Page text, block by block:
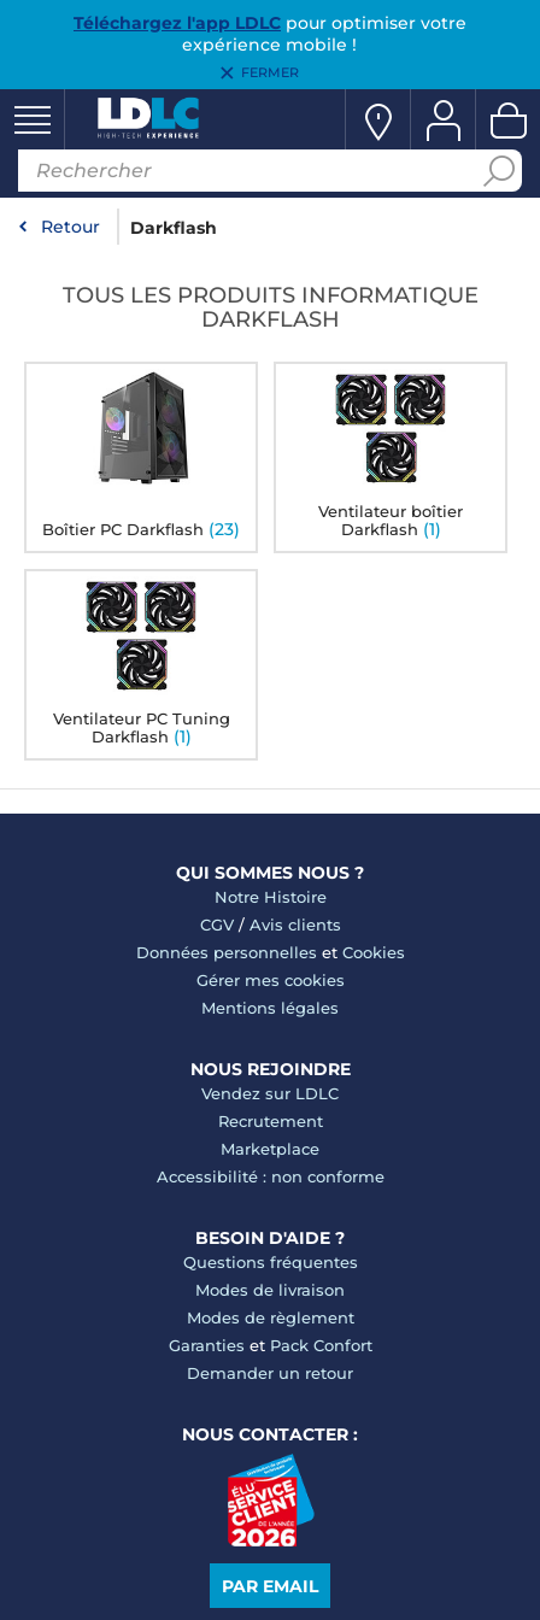
Téléchargez l'app LDLCpour optimiser votre
expérience mobile !
FERMER
Retour Darkflash
TOUS LES PRODUITS INFORMATIQUE
DARKFLASH
Boîtier PC Darkflash (23)
Ventilateur boîtier
Darkflash (1)
Ventilateur PC Tuning
Darkflash (1)
QUI SOMMES NOUS ?
Notre Histoire
CGV/ Avis clients
Données personnelles et Cookies
Gérer mes cookies
Mentions légales
NOUS REJOINDRE
Vendez sur LDLC
Recrutement
Marketplace
Accessibilité : non conforme
BESOIN D'AIDE ?
Questions fréquentes
Modes de livraison
Modes de règlement
Garanties et Pack Confort
Demander un retour
NOUS CONTACTER :
PAR EMAIL